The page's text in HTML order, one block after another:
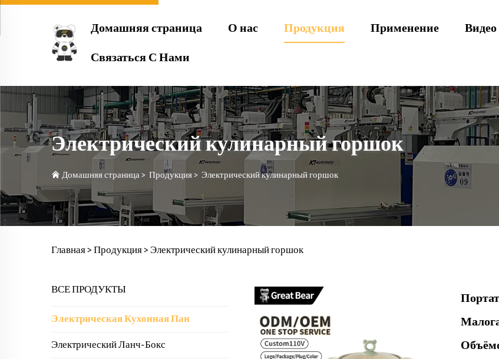
Домашняя страница О нас Продукция Применение Видео
Связаться С Нами
Электрический кулинарный горшок
Домашняя страница> Продукция> Электрический кулинарный горшок
Главная >Продукция>Электрический кулинарный горшок
ВСЕ ПРОДУКТЫ
Электрическая Кухонная Пан
Электрический Ланч-Бокс